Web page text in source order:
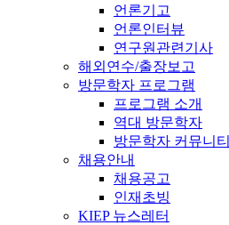
언론기고
언론인터뷰
연구원관련기사
해외연수/출장보고
방문학자 프로그램
프로그램 소개
역대 방문학자
방문학자 커뮤니티
채용안내
채용공고
인재초빙
KIEP 뉴스레터